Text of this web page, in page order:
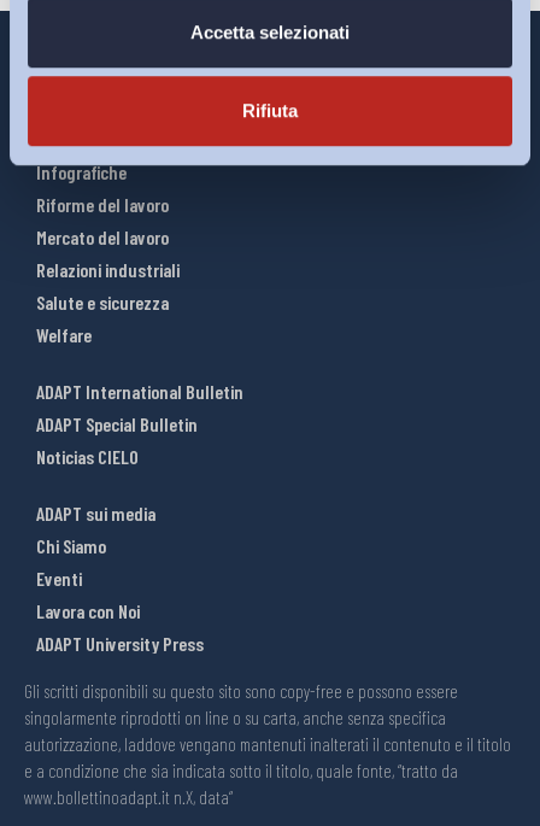
Accetta selezionati
Rifiuta
Infografiche
Riforme del lavoro
Mercato del lavoro
Relazioni industriali
Salute e sicurezza
Welfare
ADAPT International Bulletin
ADAPT Special Bulletin
Noticias CIELO
ADAPT sui media
Chi Siamo
Eventi
Lavora con Noi
ADAPT University Press
Gli scritti disponibili su questo sito sono copy-free e possono essere
singolarmente riprodotti on line o su carta, anche senza specifica
autorizzazione, laddove vengano mantenuti inalterati il contenuto e il titolo
e a condizione che sia indicata sotto il titolo, quale fonte, “tratto da
www.bollettinoadapt.it n.X, data“